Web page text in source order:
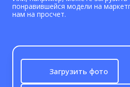
понравившейся модели на
нам на просчет.
Загрузить фото